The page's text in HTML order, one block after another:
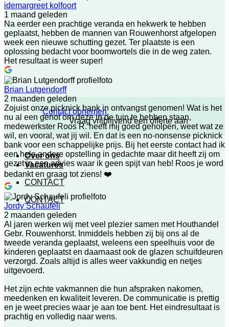
Contact opnemen
Vraag vrijblijvend een offerte aan
Over ons
Vacatures
CONTACT
CONTACT
idemargreet kolfoort
1 maand geleden
Na eerder een prachtige veranda en hekwerk te hebben
geplaatst, hebben de mannen van Rouwenhorst afgelopen
week een nieuwe schutting gezet. Ter plaatste is een
oplossing bedacht voor boomwortels die in de weg zaten.
Het resultaat is weer super!
Brian Lutgendorff
2 maanden geleden
Zojuist onze picknick bank in ontvangst genomen! Wat is het
nu al een genot om deze in de tuin te hebben staan,
medewerkster Roos R. heeft mij goed geholpen, weet wat ze
wil, en vooral, wat jij wil. En dat is een no-nonsense picknick
bank voor een schappelijke prijs. Bij het eerste contact had ik
een hele andere opstelling in gedachte maar dit heeft zij om
gezet in een advies waar ik geen spijt van heb! Roos je word
bedankt en graag tot ziens! ❤️
Jordy Schaufeli
2 maanden geleden
Al jaren werken wij met veel plezier samen met Houthandel
Gebr. Rouwenhorst. Inmiddels hebben zij bij ons al de
tweede veranda geplaatst, weleens een speelhuis voor de
kinderen geplaatst en daarnaast ook de glazen schuifdeuren
verzorgd. Zoals altijd is alles weer vakkundig en netjes
uitgevoerd.
Het zijn echte vakmannen die hun afspraken nakomen,
meedenken en kwaliteit leveren. De communicatie is prettig
en je weet precies waar je aan toe bent. Het eindresultaat is
prachtig en volledig naar wens.